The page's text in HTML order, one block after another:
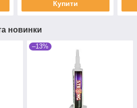
Купити
новинки
–13%